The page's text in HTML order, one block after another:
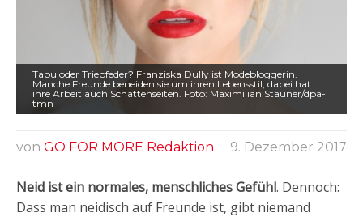
Tabu oder Triebfeder? Franziska Dully ist Modebloggerin.
Manche Freunde beneiden sie um ihren Lebensstil, dabei hat
ihre Arbeit auch Schattenseiten. Foto: Maximilian Stauner/dpa-
tmn
von GO FOR MORE Redaktion 9. Dezember 2017
Neid ist ein normales, menschliches Gefühl. Dennoch:
Dass man neidisch auf Freunde ist, gibt niemand